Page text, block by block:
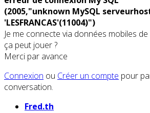
(2005,"unknown MySQL
'LESFRANCAS'(11004)")
Je me connecte via données mobiles
ça peut jouer ?
Merci par avance
Connexion ou Créer un compte pour
conversation.
Fred.th